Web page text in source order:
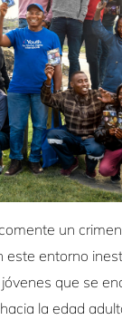
un
este entorno
que se
la edad